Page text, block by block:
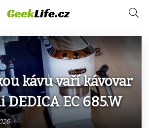
kávu vaří kávovar
DEDICA EC 685.W